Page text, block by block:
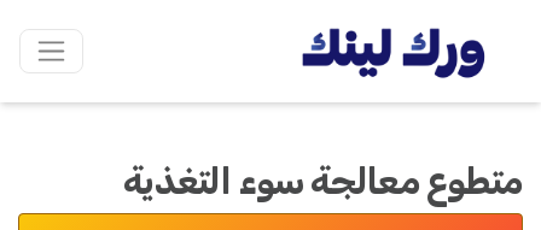
متطوع معالجة سوء التغذية